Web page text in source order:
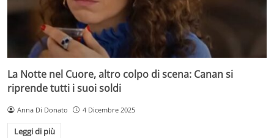
La Notte nel Cuore, altro colpo di scena: Canan si
riprende tutti i suoi soldi
Anna Di Donato 4 Dicembre 2025
Leggi di più